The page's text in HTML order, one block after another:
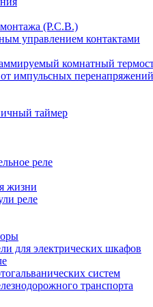
(P.C.B.)
управлением контактами
комнатный
от импульсных
таймер
реле
жизни
реле
для электрических шкафов
систем
транспорта